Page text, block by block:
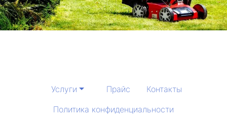
Услуги Прайс
Контакты
Политика конфиденциальности